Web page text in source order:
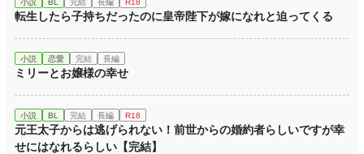
転生したら子持ちだったのに皇帝陛下が嫁になれと迫ってくる
小説 恋愛 完結 長編
ミリーとお嬢様の幸せ
小説 BL 完結 長編 R18
元王太子からは逃げられない！前世からの婚約者らしいですが幸
せにはなれるらしい【完結】